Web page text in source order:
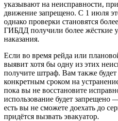
указывают на неисправности,
движение запрещено. С 1 июля
однако проверки становятся
ГИБДД получили более жёсткие
наказания.
Если во время рейда или
выявит хотя бы одну из этих
получите штраф. Вам также
конкретным сроком на
пока вы не восстановите
использование будет запрещено
есть вы не сможете доехать до
придётся вызвать эвакуатор.